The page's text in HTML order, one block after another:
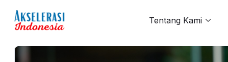
Tentang Kami